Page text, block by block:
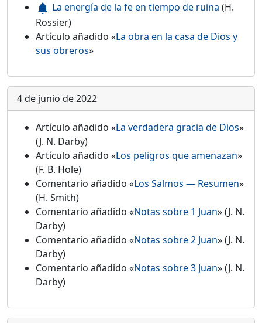
notifications La energía de la fe en tiempo de ruina (H.
Rossier)
Artículo añadido «La obra en la casa de Dios y
sus obreros»
4 de junio de 2022
Artículo añadido «La verdadera gracia de Dios»
(J. N. Darby)
Artículo añadido «Los peligros que amenazan»
(F. B. Hole)
Comentario añadido «Los Salmos — Resumen»
(H. Smith)
Comentario añadido «Notas sobre 1 Juan» (J. N.
Darby)
Comentario añadido «Notas sobre 2 Juan» (J. N.
Darby)
Comentario añadido «Notas sobre 3 Juan» (J. N.
Darby)